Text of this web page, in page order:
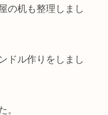
の机も整理しまし
ドル作りをしまし
。